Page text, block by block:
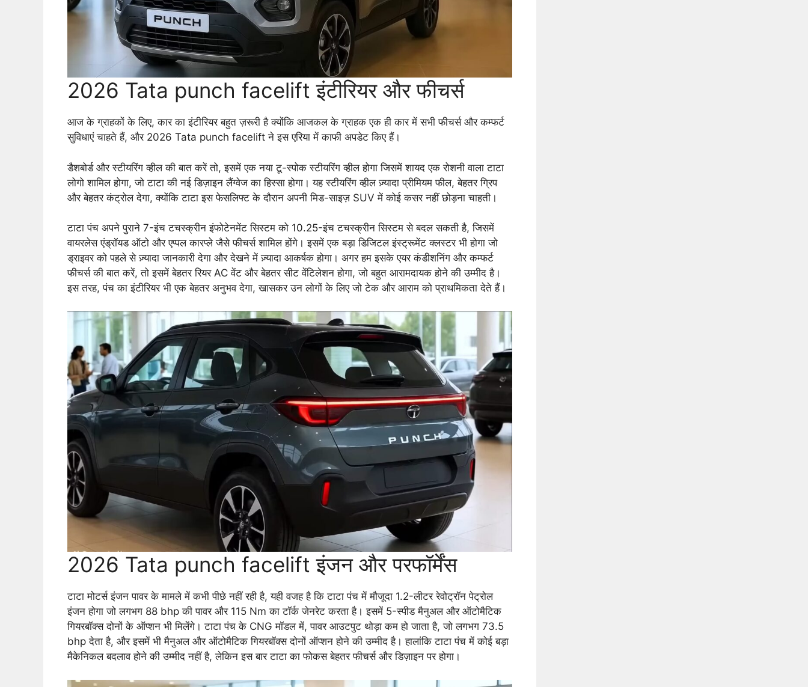
2026 Tata punch facelift इंटीरियर और फीचर्स
आज के ग्राहकों के लिए, कार का इंटीरियर बहुत ज़रूरी है क्योंकि आजकल के ग्राहक एक ही कार में सभी फीचर्स और कम्फर्ट
सुविधाएं चाहते हैं, और 2026 Tata punch facelift ने इस एरिया में काफी अपडेट किए हैं।
डैशबोर्ड और स्टीयरिंग व्हील की बात करें तो, इसमें एक नया टू-स्पोक स्टीयरिंग व्हील होगा जिसमें शायद एक रोशनी वाला टाटा
लोगो शामिल होगा, जो टाटा की नई डिज़ाइन लैंग्वेज का हिस्सा होगा। यह स्टीयरिंग व्हील ज़्यादा प्रीमियम फील, बेहतर ग्रिप
और बेहतर कंट्रोल देगा, क्योंकि टाटा इस फेसलिफ्ट के दौरान अपनी मिड-साइज़ SUV में कोई कसर नहीं छोड़ना चाहती।
टाटा पंच अपने पुराने 7-इंच टचस्क्रीन इंफोटेनमेंट सिस्टम को 10.25-इंच टचस्क्रीन सिस्टम से बदल सकती है, जिसमें
वायरलेस एंड्रॉयड ऑटो और एप्पल कारप्ले जैसे फीचर्स शामिल होंगे। इसमें एक बड़ा डिजिटल इंस्ट्रूमेंट क्लस्टर भी होगा जो
ड्राइवर को पहले से ज़्यादा जानकारी देगा और देखने में ज़्यादा आकर्षक होगा। अगर हम इसके एयर कंडीशनिंग और कम्फर्ट
फीचर्स की बात करें, तो इसमें बेहतर रियर AC वेंट और बेहतर सीट वेंटिलेशन होगा, जो बहुत आरामदायक होने की उम्मीद है।
इस तरह, पंच का इंटीरियर भी एक बेहतर अनुभव देगा, खासकर उन लोगों के लिए जो टेक और आराम को प्राथमिकता देते हैं।
2026 Tata punch facelift इंजन और परफॉर्मेंस
टाटा मोटर्स इंजन पावर के मामले में कभी पीछे नहीं रही है, यही वजह है कि टाटा पंच में मौजूदा 1.2-लीटर रेवोट्रॉन पेट्रोल
इंजन होगा जो लगभग 88 bhp की पावर और 115 Nm का टॉर्क जेनरेट करता है। इसमें 5-स्पीड मैनुअल और ऑटोमैटिक
गियरबॉक्स दोनों के ऑप्शन भी मिलेंगे। टाटा पंच के CNG मॉडल में, पावर आउटपुट थोड़ा कम हो जाता है, जो लगभग 73.5
bhp देता है, और इसमें भी मैनुअल और ऑटोमैटिक गियरबॉक्स दोनों ऑप्शन होने की उम्मीद है। हालांकि टाटा पंच में कोई बड़ा
मैकेनिकल बदलाव होने की उम्मीद नहीं है, लेकिन इस बार टाटा का फोकस बेहतर फीचर्स और डिज़ाइन पर होगा।